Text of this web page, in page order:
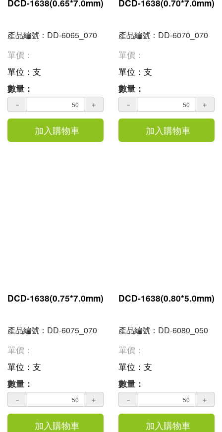
DCD-1638(0.65*7.0mm)
產品編號：DD-6065_070
單價：
單位：支
數量：
－ ＋
加入購物車
DCD-1638(0.70*7.0mm)
產品編號：DD-6070_070
單價：
單位：支
數量：
－ ＋
加入購物車
DCD-1638(0.75*7.0mm)
產品編號：DD-6075_070
單價：
單位：支
數量：
－ ＋
加入購物車
DCD-1638(0.80*5.0mm)
產品編號：DD-6080_050
單價：
單位：支
數量：
－ ＋
加入購物車